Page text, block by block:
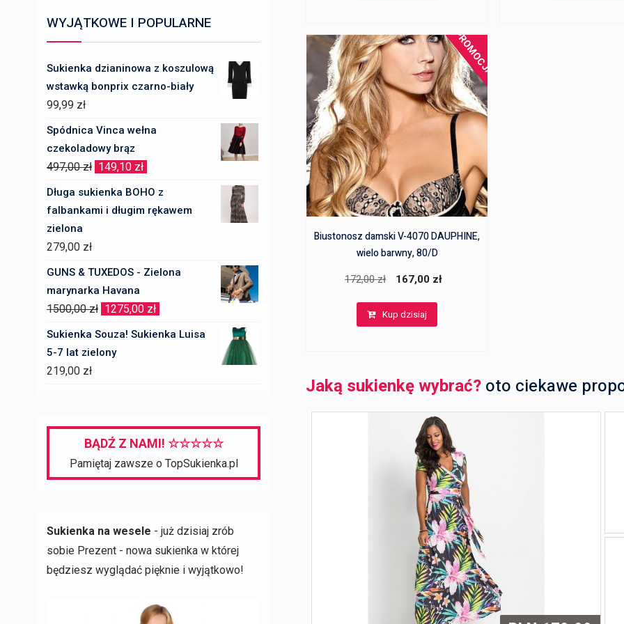
PROMOCJA!
Biustonosz damski V-4070 DAUPHINE,
wielo barwny, 80/D
172,00zł
Pierwotna
wynosiła:
167,00 zł
Kup dzisiaj
Jaką sukienkę wybrać? oto ciekawe
WYJĄTKOWE I POPULARNE
Sukienka dzianinowa z koszulową
wstawką bonprix czarno-biały
99,99 zł
Spódnica Vinca wełna
czekoladowy brąz
497,00zł Pierwotna
cena
wynosiła:
149,10 zł
cena
wynosi:
Długa sukienka BOHO z
falbankami i długim rękawem
zielona
279,00 zł
GUNS & TUXEDOS - Zielona
marynarka Havana
1500,00zł Pierwotna
cena
wynosiła:
1275,00 zł
cena
Sukienka Souza! Sukienka Luisa
5-7 lat zielony
219,00 zł
BĄDŹ Z NAMI! ☆☆☆☆☆
Pamiętaj zawsze o TopSukienka.pl
Sukienka na wesele - już dzisiaj zrób
sobie Prezent - nowa sukienka w której
będziesz wyglądać pięknie i wyjątkowo!